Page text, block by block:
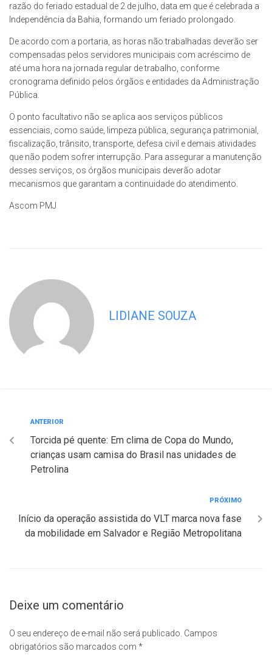
razão do feriado estadual de 2 de julho, data em que é celebrada a
Independência da Bahia, formando um feriado prolongado.
De acordo com a portaria, as horas não trabalhadas deverão ser
compensadas pelos servidores municipais com acréscimo de
até uma hora na jornada regular de trabalho, conforme
cronograma definido pelos órgãos e entidades da Administração
Pública.
O ponto facultativo não se aplica aos serviços públicos
essenciais, como saúde, limpeza pública, segurança patrimonial,
fiscalização, trânsito, transporte, defesa civil e demais atividades
que não podem sofrer interrupção. Para assegurar a manutenção
desses serviços, os órgãos municipais deverão adotar
mecanismos que garantam a continuidade do atendimento.
Ascom PMJ
LIDIANE SOUZA
ANTERIOR
Torcida pé quente: Em clima de Copa do Mundo,
crianças usam camisa do Brasil nas unidades de
Petrolina
PRÓXIMO
Início da operação assistida do VLT marca nova fase
da mobilidade em Salvador e Região Metropolitana
Deixe um comentário
O seu endereço de e-mail não será publicado. Campos
obrigatórios são marcados com *